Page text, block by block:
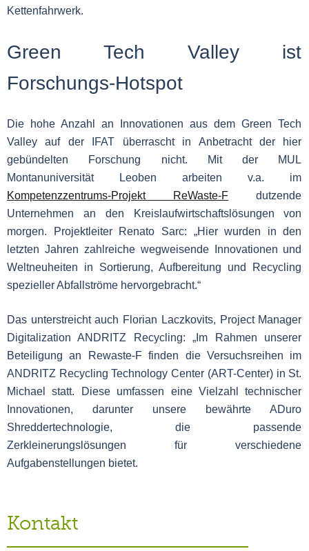
Kettenfahrwerk.
Green Tech Valley ist
Forschungs-Hotspot
Die hohe Anzahl an Innovationen aus dem Green Tech
Valley auf der IFAT überrascht in Anbetracht der hier
gebündelten Forschung nicht. Mit der MUL
Montanuniversität Leoben arbeiten v.a. im
Kompetenzzentrums-Projekt ReWaste-F dutzende
Unternehmen an den Kreislaufwirtschaftslösungen von
morgen. Projektleiter Renato Sarc: „Hier wurden in den
letzten Jahren zahlreiche wegweisende Innovationen und
Weltneuheiten in Sortierung, Aufbereitung und Recycling
spezieller Abfallströme hervorgebracht.“
Das unterstreicht auch Florian Laczkovits, Project Manager
Digitalization ANDRITZ Recycling: „Im Rahmen unserer
Beteiligung an Rewaste-F finden die Versuchsreihen im
ANDRITZ Recycling Technology Center (ART-Center) in St.
Michael statt. Diese umfassen eine Vielzahl technischer
Innovationen, darunter unsere bewährte ADuro
Shreddertechnologie, die passende
Zerkleinerungslösungen für verschiedene
Aufgabenstellungen bietet.
Kontakt